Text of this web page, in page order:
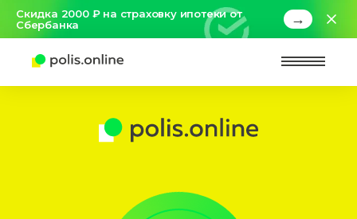
Скидка 2000 ₽ на страховку ипотеки от
Сбербанка
→